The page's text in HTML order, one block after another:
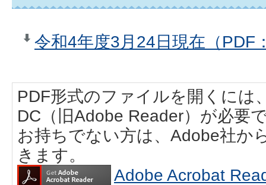
令和4年度3月24日現在（PDF
PDF形式のファイルを開くには
DC（旧Adobe Reader）が必要
お持ちでない方は、Adobe社か
きます。
Adobe Acrobat